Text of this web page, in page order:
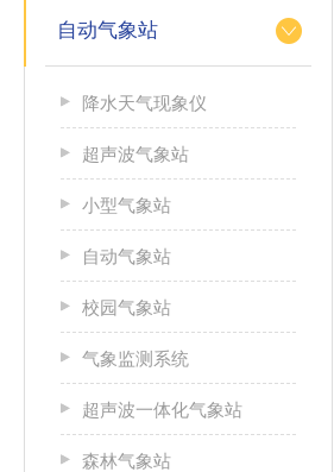
自动气象站
降水天气现象仪
超声波气象站
小型气象站
自动气象站
校园气象站
气象监测系统
超声波一体化气象站
森林气象站